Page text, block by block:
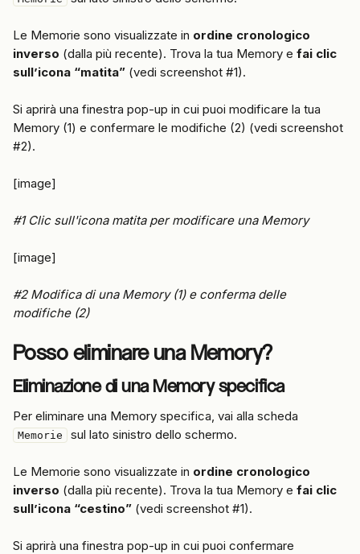
Le Memorie sono visualizzate in ordine cronologico
inverso (dalla più recente). Trova la tua Memory e fai clic
sull’icona “matita” (vedi screenshot #1).
Si aprirà una finestra pop-up in cui puoi modificare la tua
Memory (1) e confermare le modifiche (2) (vedi screenshot
#2).
[image]
#1 Clic sull'icona matita per modificare una Memory
[image]
#2 Modifica di una Memory (1) e conferma delle
modifiche (2)
Posso eliminare una Memory?
Eliminazione di una Memory specifica
Per eliminare una Memory specifica, vai alla scheda
Memorie sul lato sinistro dello schermo.
Le Memorie sono visualizzate in ordine cronologico
inverso (dalla più recente). Trova la tua Memory e fai clic
sull’icona “cestino” (vedi screenshot #1).
Si aprirà una finestra pop-up in cui puoi confermare